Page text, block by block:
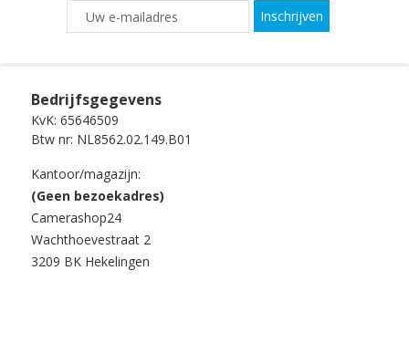
Inschrijven
Bedrijfsgegevens
KvK: 65646509
Btw nr: NL8562.02.149.B01
Kantoor/magazijn:
(Geen bezoekadres)
Camerashop24
Wachthoevestraat 2
3209 BK Hekelingen